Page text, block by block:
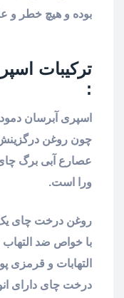
بوده و هیچ خطر و
ترکیبات
:
اسپری آبرسان
چون روغن
عصارع آبی برگ
ورا است.
روغن درخت چای
با خواص ضد
التهابات و